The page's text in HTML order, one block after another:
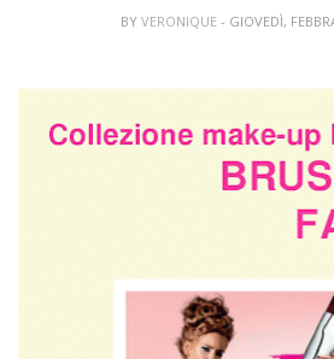
BYVERONIQUE- GIOVEDÌ,